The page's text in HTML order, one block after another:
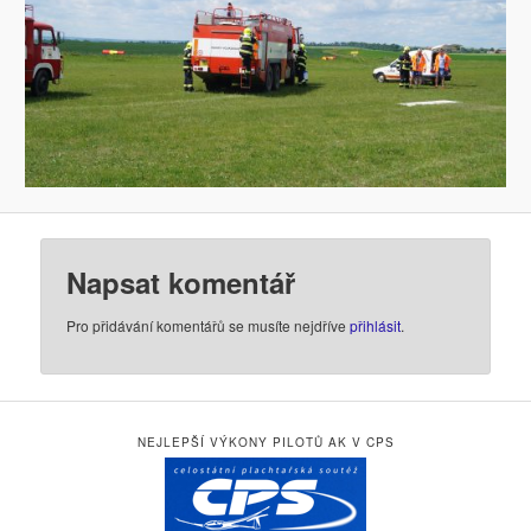
Napsat komentář
Pro přidávání komentářů se musíte nejdřívepřihlásit.
NEJLEPŠÍ VÝKONY PILOTŮ AK V CPS